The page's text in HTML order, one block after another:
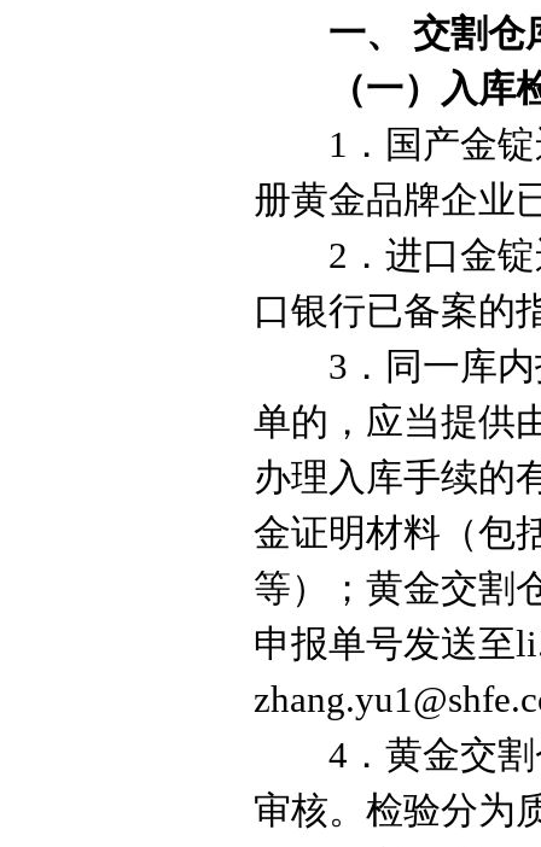
一、 交割仓
（一）入库
1 ．国产金
册黄金品牌企业
2 ．进口金
口银行已备案的
3 ． 同一库
单的，应当提供
办理入库手续的
金证明材料（包
等）；黄金交割
申报单号发送至
4 ． 黄金交
审核。检验分为